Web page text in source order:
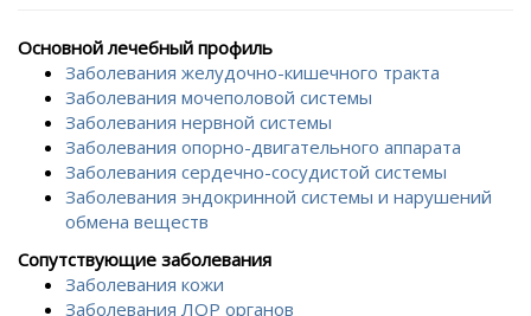
Основной лечебный профиль
Заболевания желудочно-кишечного тракта
Заболевания мочеполовой системы
Заболевания нервной системы
Заболевания опорно-двигательного аппарата
Заболевания сердечно-сосудистой системы
Заболевания эндокринной системы и нарушений
обмена веществ
Сопутствующие заболевания
Заболевания кожи
Заболевания ЛОР органов